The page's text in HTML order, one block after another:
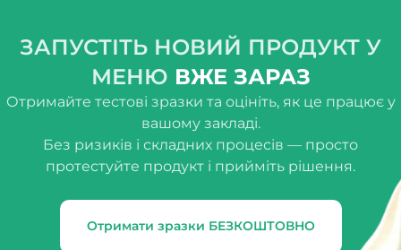
ЗАПУСТІТЬ НОВИЙ ПРОДУКТ У
МЕНЮ ВЖЕ ЗАРАЗ
Отримайте тестові зразки та оцініть, як це працює у
вашому закладі.
Без ризиків і складних процесів — просто
протестуйте продукт і прийміть рішення.
Отримати зразки БЕЗКОШТОВНО